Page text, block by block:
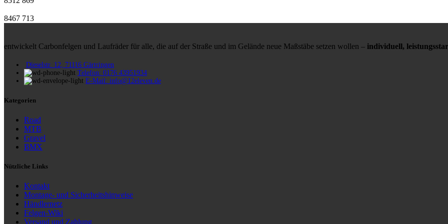
8467 713
entwickelt Carbonfelgen und Laufräder für alle, die auf der Straße und im Gelände neue Maßstäbe setzen wollen – individuell,
Dieselstr. 12, 71116 Gärtringen
Telefon: 0176 43951934
E-Mail: info@12eleven.de
Kategorien
Road
MTB
Gravel
BMX
Nützliche Links
Kontakt
Montage- und Sicherheitshinweise
Händlernetz
Felgen-Wiki
Versand und Zahlung